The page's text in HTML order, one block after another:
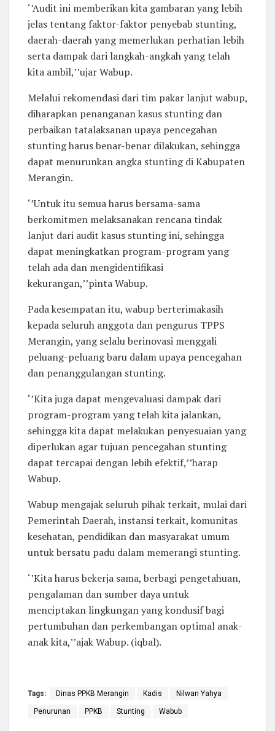
‘’Audit ini memberikan kita gambaran yang lebih
jelas tentang faktor-faktor penyebab stunting,
daerah-daerah yang memerlukan perhatian lebih
serta dampak dari langkah-angkah yang telah
kita ambil,’’ujar Wabup.
Melalui rekomendasi dari tim pakar lanjut wabup,
diharapkan penanganan kasus stunting dan
perbaikan tatalaksanan upaya pencegahan
stunting harus benar-benar dilakukan, sehingga
dapat menurunkan angka stunting di Kabupaten
Merangin.
‘’Untuk itu semua harus bersama-sama
berkomitmen melaksanakan rencana tindak
lanjut dari audit kasus stunting ini, sehingga
dapat meningkatkan program-program yang
telah ada dan mengidentifikasi
kekurangan,’’pinta Wabup.
Pada kesempatan itu, wabup berterimakasih
kepada seluruh anggota dan pengurus TPPS
Merangin, yang selalu berinovasi menggali
peluang-peluang baru dalam upaya pencegahan
dan penanggulangan stunting.
‘’Kita juga dapat mengevaluasi dampak dari
program-program yang telah kita jalankan,
sehingga kita dapat melakukan penyesuaian yang
diperlukan agar tujuan pencegahan stunting
dapat tercapai dengan lebih efektif,’’harap
Wabup.
Wabup mengajak seluruh pihak terkait, mulai dari
Pemerintah Daerah, instansi terkait, komunitas
kesehatan, pendidikan dan masyarakat umum
untuk bersatu padu dalam memerangi stunting.
‘’Kita harus bekerja sama, berbagi pengetahuan,
pengalaman dan sumber daya untuk
menciptakan lingkungan yang kondusif bagi
pertumbuhan dan perkembangan optimal anak-
anak kita,’’ajak Wabup. (iqbal).
Tags: Dinas PPKB Merangin Kadis Nilwan Yahya
Penurunan PPKB Stunting Wabub